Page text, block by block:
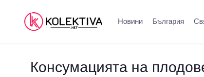
Новини България
Консумацията на